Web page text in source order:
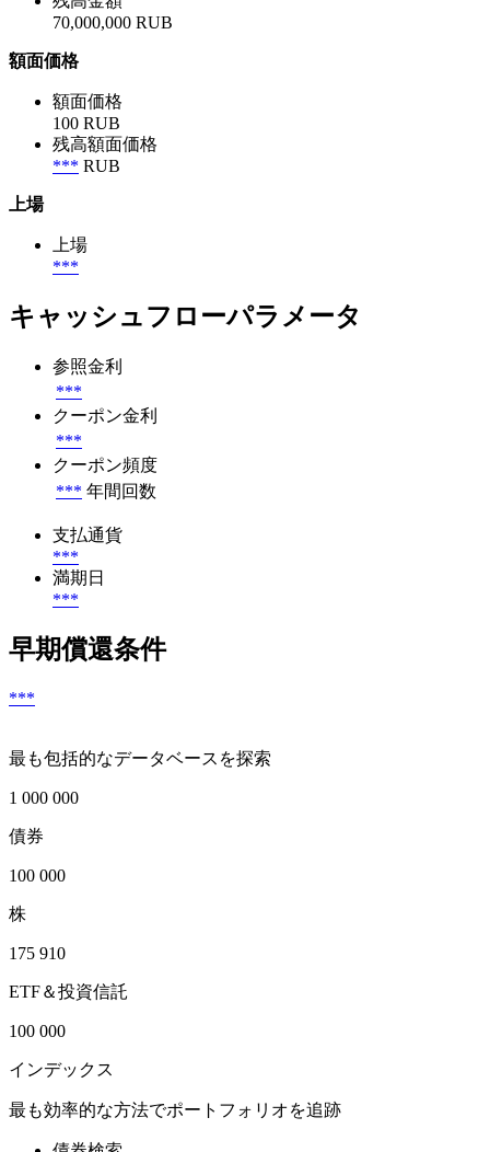
70,000,000 RUB
額面価格
額面価格
100 RUB
残高額面価格
*** RUB
上場
上場
***
キャッシュフローパラメータ
参照金利
***
クーポン金利
***
クーポン頻度
*** 年間回数
支払通貨
***
満期日
***
早期償還条件
***
最も包括的なデータベースを探索
1 000 000
債券
100 000
株
175 910
ETF＆投資信託
100 000
インデックス
最も効率的な方法でポートフォリオを追跡